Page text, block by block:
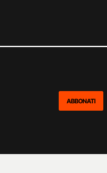
ABBONATI